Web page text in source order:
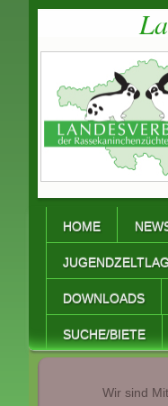
HOME
DOWNLOADS
SUCHE/BIETE
Wir sind